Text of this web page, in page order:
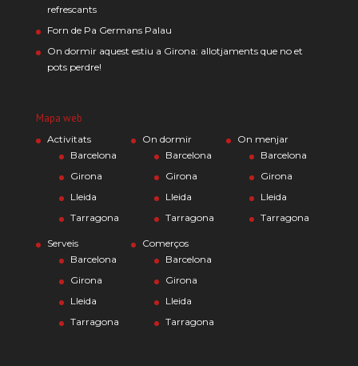
refrescants
Forn de Pa Germans Palau
On dormir aquest estiu a Girona: allotjaments que no et
pots perdre!
Mapa web
Activitats
Barcelona
Girona
Lleida
Tarragona
On dormir
Barcelona
Girona
Lleida
Tarragona
On menjar
Barcelona
Girona
Lleida
Tarragona
Serveis
Barcelona
Girona
Lleida
Tarragona
Comerços
Barcelona
Girona
Lleida
Tarragona